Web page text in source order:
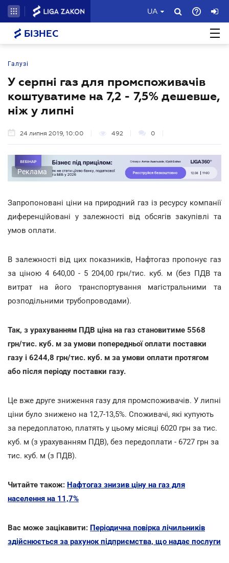
UA
БІЗНЕС
Галузі
У серпні газ для промспоживачів
коштуватиме на 7,2 - 7,5% дешевше,
ніж у липні
24 липня 2019, 10:00 492 0
Реклама
Запропоновані ціни на природний газ із ресурсу компанії
диференційовані у залежності від обсягів закупівлі та
умов оплати.
В залежності від цих показників, Нафтогаз пропонує газ
за ціною 4 640,00 - 5 204,00 грн/тис. куб. м (без ПДВ та
витрат на його транспортування магістральними та
розподільними трубопроводами).
Так, з урахуванням ПДВ ціна на газ становитиме 5568
грн/тис. куб. м за умови попередньої оплати поставки
газу і 6244,8 грн/тис. куб. м за умови оплати протягом
або після періоду поставки газу.
Це вже друге зниження газу для промспоживачів. У липні
ціни було знижено на 12,7-13,5%. Споживачі, які купують
за передоплатою, платять у цьому місяці 6020 грн за тис.
куб. м (з урахуванням ПДВ), без передоплати - 6727 грн за
тис. куб. м (з ПДВ).
Читайте також: Нафтогаз знизив ціну на газ для
населення на 11,7%
Вас може зацікавити: Періодична повірка лічильників
здійснюється за рахунок підприємства, що надає послуги